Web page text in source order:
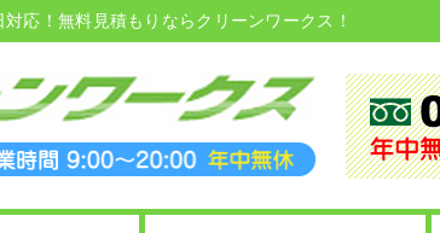
応！無料見積もりならクリーンワークス！